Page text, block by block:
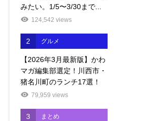
みたい。1/5〜3/30まで...
124,542 views
2 グルメ
【2026年3月最新版】かわ
マガ編集部選定！川西市・
猪名川町のランチ17選！
79,959 views
3 まとめ